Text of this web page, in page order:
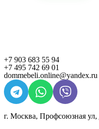
+7 903 683 55 94
+7 495 742 69 01
dommebeli.online@yandex.ru
г. Москва, Профсоюзная